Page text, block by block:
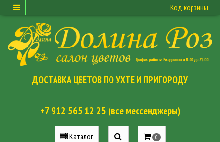
Код корзины
ДОСТАВКА ЦВЕТОВ ПО УХТЕ И ПРИГОРОДУ
+7 912 565 12 25 (все мессенджеры)
Каталог 0